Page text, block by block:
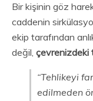
Bir kişinin göz
caddenin
ekip tarafından
değil, çevrenizdeki
“Tehlikeyi
edilmeden